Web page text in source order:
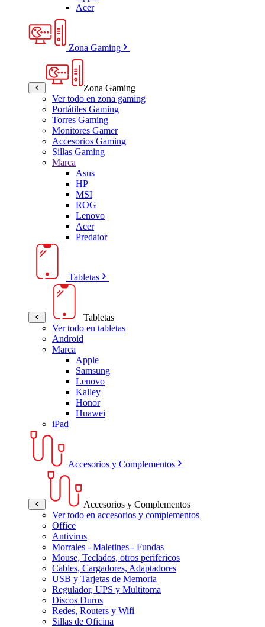
Acer
Zona Gaming
Zona Gaming
Ver todo en zona gaming
Portátiles Gaming
Torres Gaming
Monitores Gamer
Accesorios Gaming
Sillas Gaming
Marca
Asus
HP
MSI
ROG
Lenovo
Acer
Predator
Tabletas
Tabletas
Ver todo en tabletas
Android
Marca
Apple
Samsung
Lenovo
Kalley
Honor
Huawei
iPad
Accesorios y Complementos
Accesorios y Complementos
Ver todo en accesorios y complementos
Office
Antivirus
Morrales - Maletines - Fundas
Mouse, Teclados, otros perifericos
Cables, Cargadores, Adaptadores
USB y Tarjetas de Memoria
Regulador, UPS y Multitoma
Discos Duros
Redes, Routers y Wifi
Sillas de Oficina